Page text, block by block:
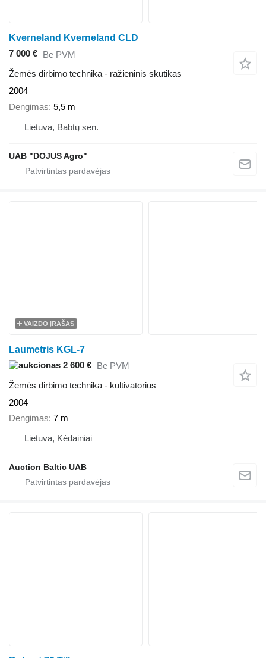
Kverneland Kverneland CLD
7 000 € Be PVM
Žemės dirbimo technika - ražieninis skutikas
2004
Dengimas 5,5 m
Lietuva, Babtų sen.
UAB "DOJUS Agro"
VAIZDO ĮRAŠAS
Laumetris KGL-7
2 600 € Be PVM
Žemės dirbimo technika - kultivatorius
2004
Dengimas 7 m
Lietuva, Kėdainiai
Auction Baltic UAB